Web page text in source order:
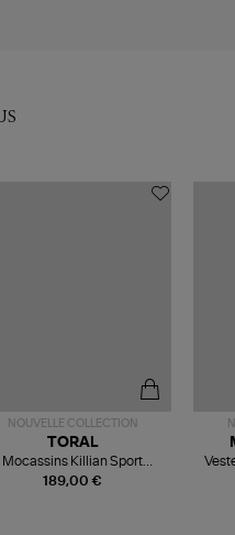
NOUVELLE COLLECTION
189,00 €
TORAL
Mocassins Killian Sport
Mousse